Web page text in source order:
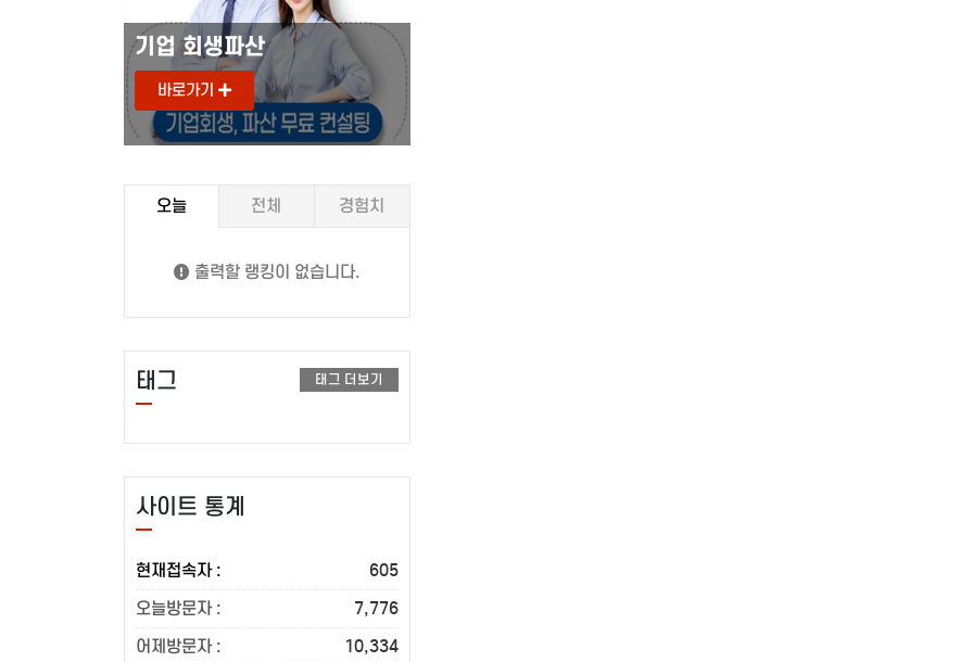
기업 회생파산
바로가기
오늘 전체 경험치
출력할 랭킹이 없습니다.
태그 태그 더보기
사이트 통계
현재접속자 :
605
오늘방문자 :
7,776
어제방문자 :
10,334